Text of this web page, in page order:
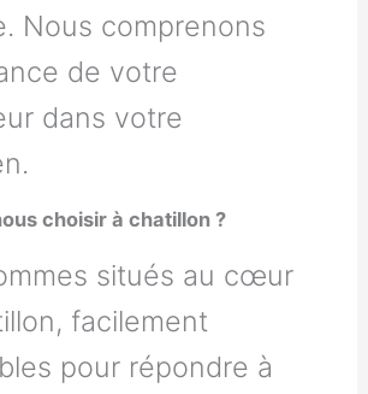
Nous comprenons
de votre
dans votre
choisir à chatillon ?
situés au cœur
facilement
pour répondre à